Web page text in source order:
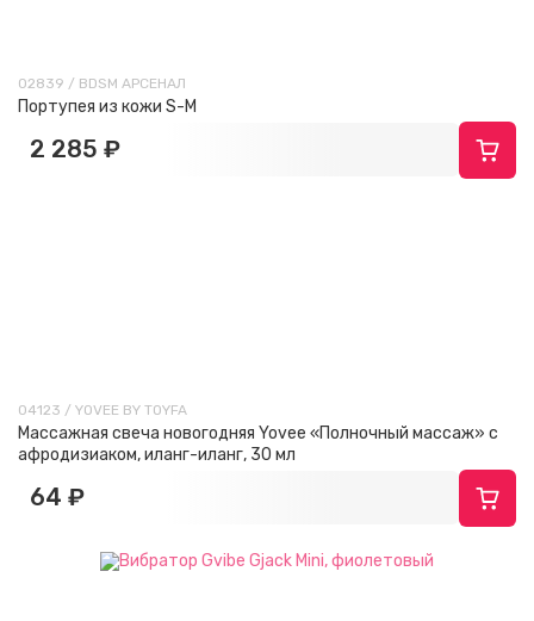
02839 / BDSM АРСЕНАЛ
Портупея из кожи S-M
2 285 ₽
04123 / YOVEE BY TOYFA
Массажная свеча новогодняя Yovee «Полночный массаж» с
афродизиаком, иланг-иланг, 30 мл
64 ₽